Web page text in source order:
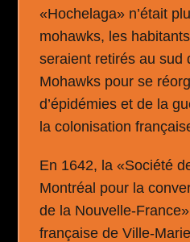
«Hochelaga» n’était
mohawks, les
seraient retirés au sud
Mohawks pour se
d’épidémies et de la
la colonisation
En 1642, la «Société
Montréal pour la
de la Nouvelle-
française de Ville-